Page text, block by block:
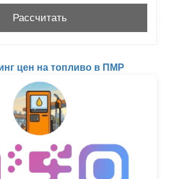
цен на топливо в ПМР